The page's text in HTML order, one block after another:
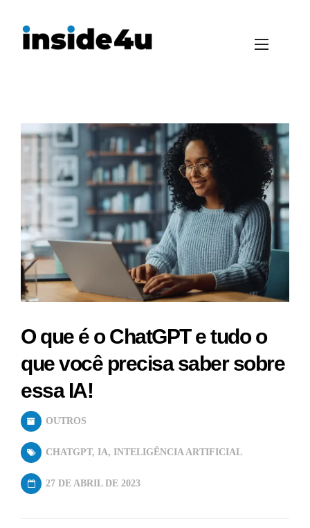
O que é o ChatGPT e tudo o
que você precisa saber sobre
essa IA!
OUTROS
CHATGPT, IA, INTELIGÊNCIA ARTIFICIAL
27 DE ABRIL DE 2023